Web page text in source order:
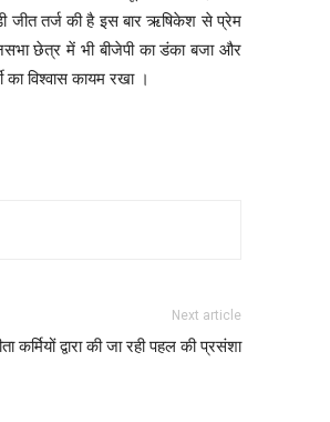
जीत तर्ज की है इस बार ऋषिकेश से प्रेम
छेत्र में भी बीजेपी का डंका बजा और
विश्वास कायम रखा ।
Next article
कर्मियों द्वारा की जा रही पहल की प्रसंशा